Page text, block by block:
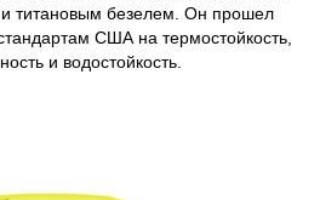
титановым безелем. Он прошел
США на термостойкость,
и водостойкость.